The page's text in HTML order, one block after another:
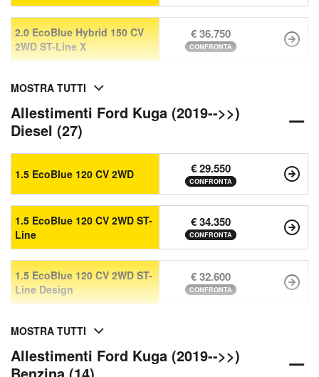
2.0 EcoBlue Hybrid 150 CV
2WD ST-Line X
€ 36.750
CONFRONTA
MOSTRA TUTTI
Allestimenti Ford Kuga (2019-->>)
Diesel (27)
1.5 EcoBlue 120 CV 2WD € 29.550
CONFRONTA
1.5 EcoBlue 120 CV 2WD ST-
Line
€ 34.350
CONFRONTA
1.5 EcoBlue 120 CV 2WD ST-
Line Design
€ 32.600
CONFRONTA
MOSTRA TUTTI
Allestimenti Ford Kuga (2019-->>)